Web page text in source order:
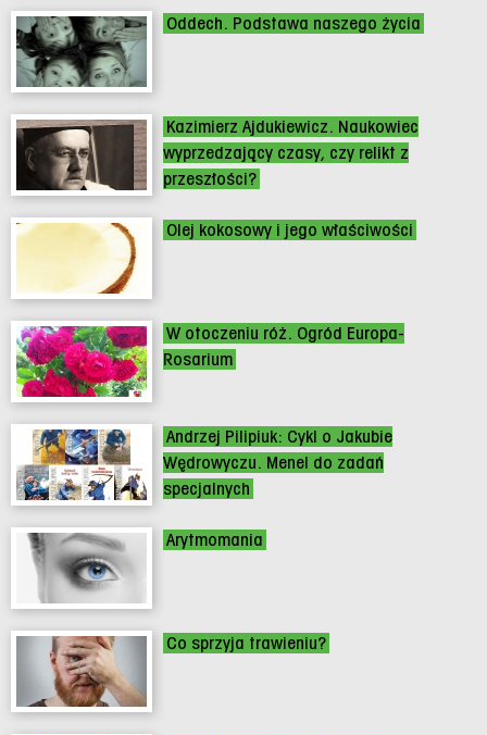
Oddech. Podstawa naszego życia
Kazimierz Ajdukiewicz. Naukowiec
wyprzedzający czasy, czy relikt z
przeszłości?
Olej kokosowy i jego właściwości
W otoczeniu róż. Ogród Europa-
Rosarium
Andrzej Pilipiuk: Cykl o Jakubie
Wędrowyczu. Menel do zadań
specjalnych
Arytmomania
Co sprzyja trawieniu?